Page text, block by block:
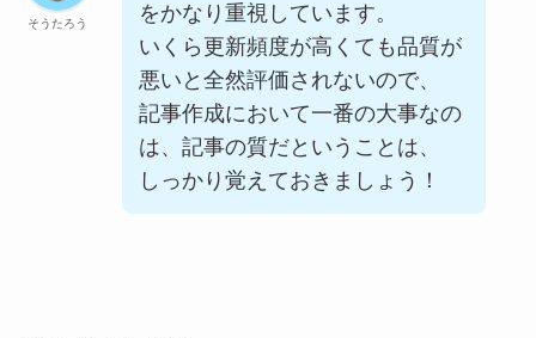
そうたろう
をかなり重視しています。
いくら更新頻度が高くても品質が
悪いと全然評価されないので、
記事作成において一番の大事なの
は、記事の質だということは、
しっかり覚えておきましょう！